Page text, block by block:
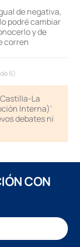
de negativa,
podré cambiar
y de
corren
6)
La
Interna)’
debates ni
CON